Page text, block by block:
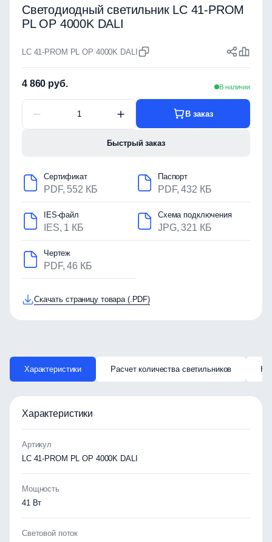
Светодиодный светильник LC 41-PROM
PL OP 4000K DALI
LC 41-PROM PL OP 4000K DALI
4 860 руб. В наличии
В заказ
Быстрый заказ
Сертификат
PDF, 552 КБ
Паспорт
PDF, 432 КБ
IES-файл
IES, 1 КБ
Схема подключения
JPG, 321 КБ
Чертеж
PDF, 46 КБ
Скачать страницу товара (.PDF)
Характеристики Расчет количества светильников
Характеристики
Артикул
LC 41-PROM PL OP 4000K DALI
Мощность
41 Вт
Световой поток